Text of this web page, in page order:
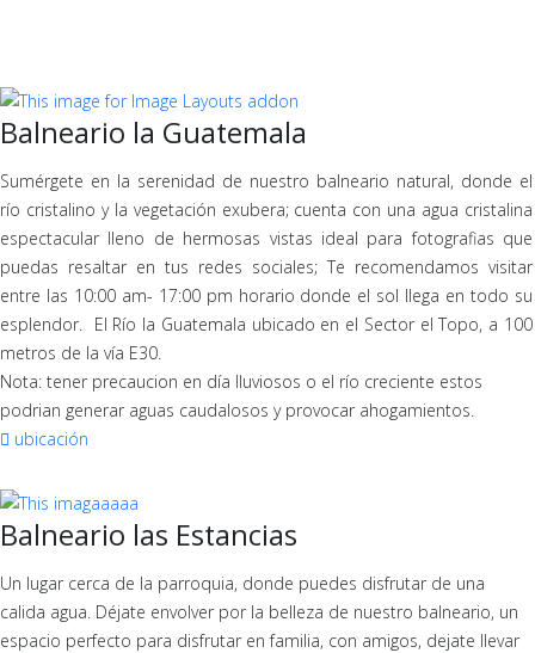
Balneario la Guatemala
Sumérgete en la serenidad de nuestro balneario natural, donde el
río cristalino y la vegetación exubera; cuenta con una agua cristalina
espectacular lleno de hermosas vistas ideal para fotografias que
puedas resaltar en tus redes sociales; Te recomendamos visitar
entre las 10:00 am- 17:00 pm horario donde el sol llega en todo su
esplendor. El Río la Guatemala ubicado en el Sector el Topo, a 100
metros de la vía E30.
Nota: tener precaucion en día lluviosos o el río creciente estos
podrian generar aguas caudalosos y provocar ahogamientos.
ubicación
Balneario las Estancias
Un lugar cerca de la parroquia, donde puedes disfrutar de una
calida agua. Déjate envolver por la belleza de nuestro balneario, un
espacio perfecto para disfrutar en familia, con amigos, dejate llevar